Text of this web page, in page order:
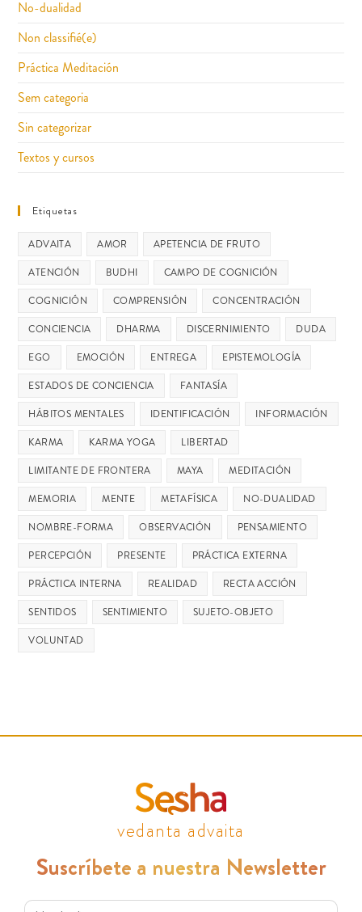
No-dualidad
Non classifié(e)
Práctica Meditación
Sem categoria
Sin categorizar
Textos y cursos
Etiquetas
ADVAITA AMOR
APETENCIA DE FRUTO
ATENCIÓN
BUDHI
CAMPO DE COGNICIÓN
COGNICIÓN
COMPRENSIÓN
CONCENTRACIÓN
CONCIENCIA
DHARMA DISCERNIMIENTO
DUDA
EGO
EMOCIÓN ENTREGA
EPISTEMOLOGÍA
ESTADOS DE CONCIENCIA
FANTASÍA
HÁBITOS MENTALES
IDENTIFICACIÓN
INFORMACIÓN
KARMA
KARMA YOGA
LIBERTAD
LIMITANTE DE FRONTERA
MAYA
MEDITACIÓN
MEMORIA
MENTE METAFÍSICA
NO-DUALIDAD
NOMBRE-FORMA
OBSERVACIÓN
PENSAMIENTO
PERCEPCIÓN
PRESENTE
PRÁCTICA EXTERNA
PRÁCTICA INTERNA
REALIDAD
RECTA ACCIÓN
SENTIDOS
SENTIMIENTO
SUJETO-OBJETO
VOLUNTAD
vedanta advaita
Suscríbete a nuestra Newsletter